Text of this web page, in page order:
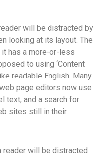
will be distracted by
looking at its layout. The
has a more-or-less
to using ‘Content
readable English. Many
page editors now use
text, and a search for
sites still in their
reader will be distracted